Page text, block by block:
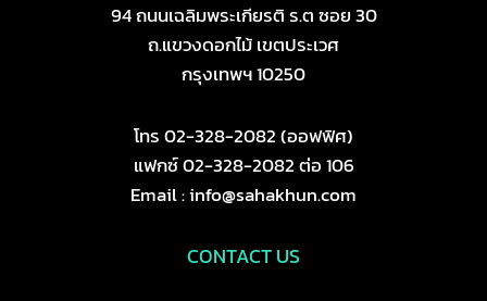
94 ถนนเฉลิมพระเกียรติ ร.ต ซอย 30
ถ.แขวงดอกไม้ เขตประเวศ
กรุงเทพฯ 10250
โทร 02-328-2082 (ออฟฟิศ)
แฟกซ์ 02-328-2082 ต่อ 106
Email : info@sahakhun.com
CONTACT US